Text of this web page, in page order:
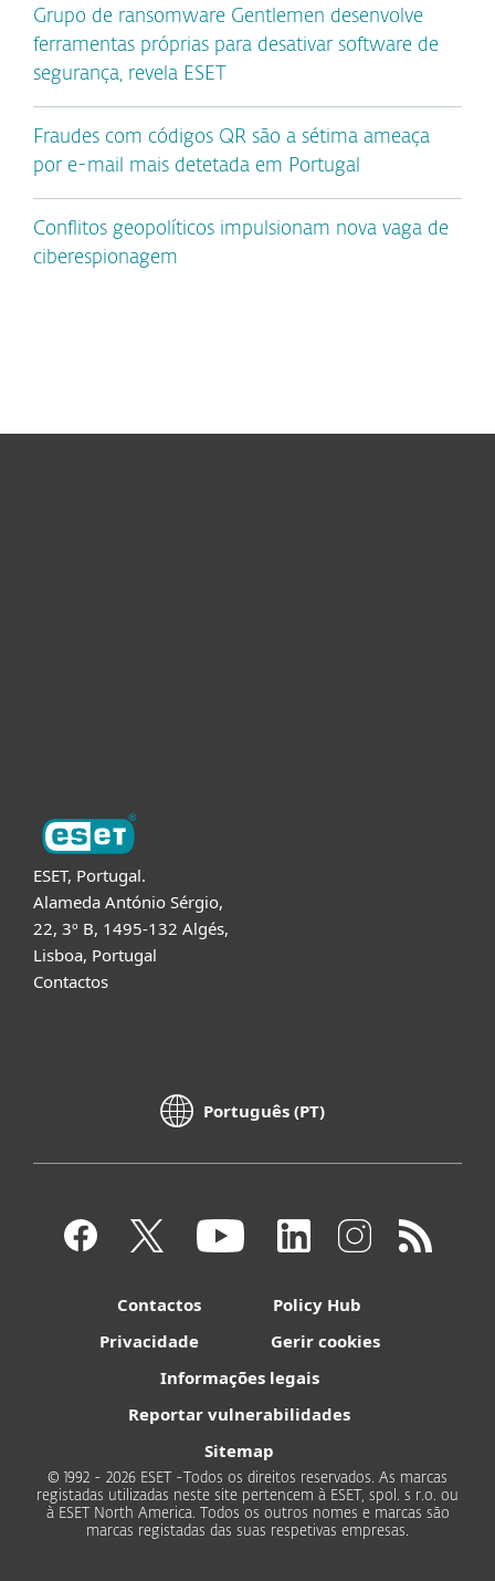
Grupo de ransomware Gentlemen desenvolve
ferramentas próprias para desativar software de
segurança, revela ESET
Fraudes com códigos QR são a sétima ameaça
por e-mail mais detetada em Portugal
Conflitos geopolíticos impulsionam nova vaga de
ciberespionagem
ESET, Portugal.
Alameda António Sérgio,
22, 3º B, 1495-132 Algés,
Lisboa, Portugal
Contactos
Português (PT)
Contactos
Policy Hub
Privacidade
Gerir cookies
Informações legais
Reportar vulnerabilidades
Sitemap
© 1992 - 2026 ESET -Todos os direitos reservados. As marcas
registadas utilizadas neste site pertencem à ESET, spol. s r.o. ou
à ESET North America. Todos os outros nomes e marcas são
marcas registadas das suas respetivas empresas.